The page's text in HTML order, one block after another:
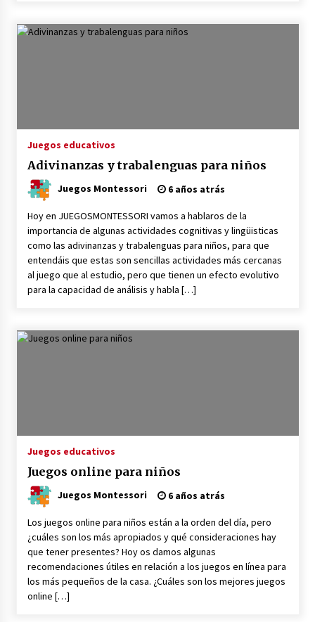
Juegos educativos
Adivinanzas y trabalenguas para niños
Juegos Montessori 6 años atrás
Hoy en JUEGOSMONTESSORI vamos a hablaros de la
importancia de algunas actividades cognitivas y lingüisticas
como las adivinanzas y trabalenguas para niños, para que
entendáis que estas son sencillas actividades más cercanas
al juego que al estudio, pero que tienen un efecto evolutivo
para la capacidad de análisis y habla […]
Juegos educativos
Juegos online para niños
Juegos Montessori 6 años atrás
Los juegos online para niños están a la orden del día, pero
¿cuáles son los más apropiados y qué consideraciones hay
que tener presentes? Hoy os damos algunas
recomendaciones útiles en relación a los juegos en línea para
los más pequeños de la casa. ¿Cuáles son los mejores juegos
online […]